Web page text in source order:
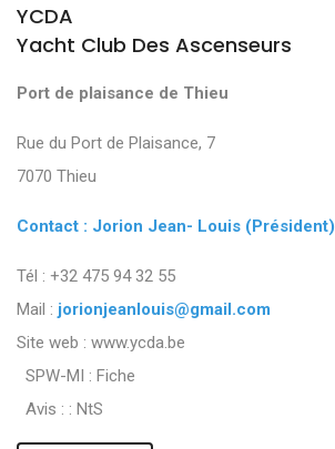
YCDA
Yacht Club Des Ascenseurs
Port de plaisance de Thieu
Rue du Port de Plaisance, 7
7070 Thieu
Contact : Jorion Jean- Louis (Président)
Tél : +32 475 94 32 55
Mail : jorionjeanlouis@gmail.com
Site web : www.ycda.be
SPW-MI : Fiche
Avis : : NtS